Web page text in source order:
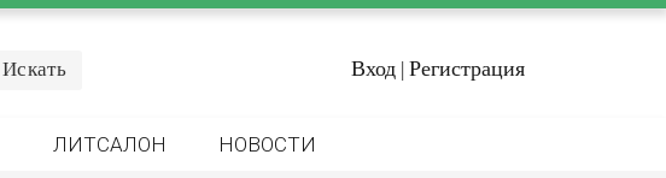
Вход | Регистрация
ЛИТСАЛОН НОВОСТИ